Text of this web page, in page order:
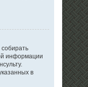
информации
в